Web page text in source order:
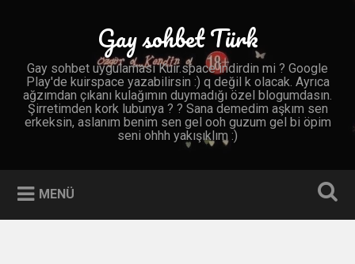
Gay sohbet Türk
Gay sohbet uygulaması Kuir.space indirdin mi ? Google
Play'de kuirspace yazabilirsin :) q değil k olacak. Ayrıca
ağzımdan çıkanı kulağımın duymadığı özel blogumdasın.
Şirretimden kork lubunya ? ? Sana demedim aşkım sen
erkeksin, aslanım benim sen gel ooh guzum gel bi öpim
seni ohhh yakışıklım :)
MENÜ